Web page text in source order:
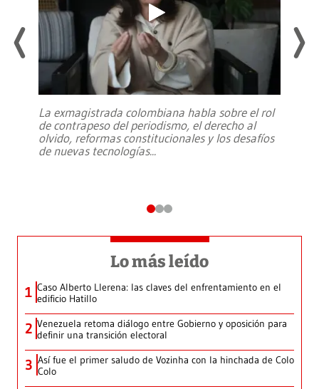
La exmagistrada colombiana habla sobre el rol
de contrapeso del periodismo, el derecho al
olvido, reformas constitucionales y los desafíos
de nuevas tecnologías...
Lo más leído
1 Caso Alberto Llerena: las claves del enfrentamiento en el
edificio Hatillo
2 Venezuela retoma diálogo entre Gobierno y oposición para
definir una transición electoral
3 Así fue el primer saludo de Vozinha con la hinchada de Colo
Colo